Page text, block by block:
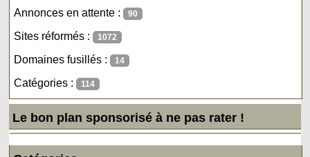
Annonces en attente : 90
Sites réformés : 1072
Domaines fusillés : 14
Catégories : 114
Le bon plan sponsorisé à ne pas rater !